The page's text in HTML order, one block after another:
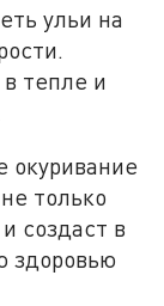
ульи на
тепле и
окуривание
только
создаст в
здоровью